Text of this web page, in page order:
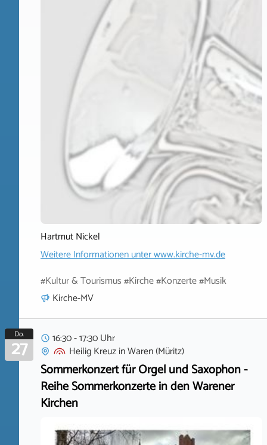
Hartmut Nickel
Weitere Informationen unterwww.kirche-mv.de
#Kultur & Tourismus #Kirche #Konzerte #Musik
Kirche-MV
Do.
27
16:30 - 17:30 Uhr
Heilig KreuzinWaren (Müritz)
Sommerkonzert für Orgel und Saxophon -
Reihe Sommerkonzerte in den Warener
Kirchen